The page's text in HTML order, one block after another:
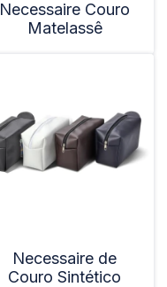
Necessaire Couro
Matelassê
Necessaire de
Couro Sintético